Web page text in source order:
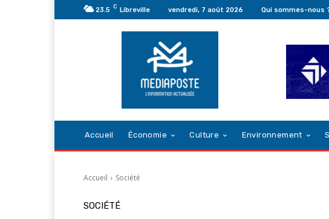
23.5 C Libreville vendredi, 7 août 2026 Qui sommes-nous
Accueil Économie Culture Environnement
Accueil Société
SOCIÉTÉ